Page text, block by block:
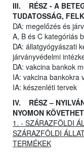
III. RÉSZ - A
TUDATOSSÁG,
DA: megelőzés és
A, B és C kategóriás
DA: állatgyógyászati
járványvédelmi
DA: vakcina bankok
IA: vakcina bankokra
IA: készenléti tervek
IV. RÉSZ –
NYOMON
1. - SZÁRAZFÖLDI
SZÁRAZFÖLDI
TERMÉKEK